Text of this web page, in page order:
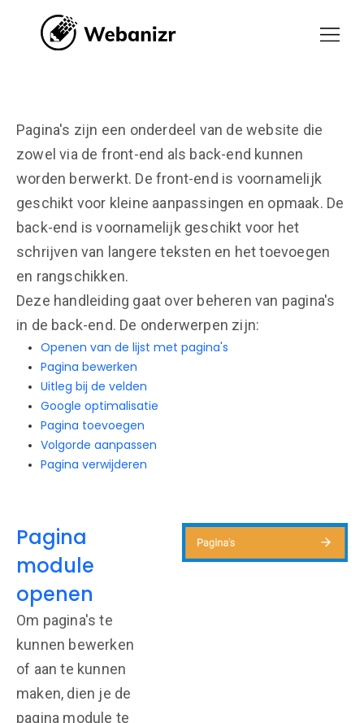
Pagina's zijn een onderdeel van de website die
zowel via de front-end als back-end kunnen
worden berwerkt. De front-end is voornamelijk
geschikt voor kleine aanpassingen en opmaak. De
back-end is voornamelijk geschikt voor het
schrijven van langere teksten en het toevoegen
en rangschikken.
Deze handleiding gaat over beheren van pagina's
in de back-end. De onderwerpen zijn:
Openen van de lijst met pagina's
Pagina bewerken
Uitleg bij de velden
Google optimalisatie
Pagina toevoegen
Volgorde aanpassen
Pagina verwijderen
Pagina
module
openen
Om pagina's te
kunnen bewerken
of aan te kunnen
maken, dien je de
pagina module te